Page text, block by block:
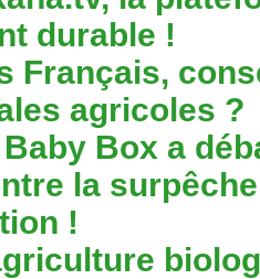
durable !
Français,
agricoles ?
Baby Box a
la
!